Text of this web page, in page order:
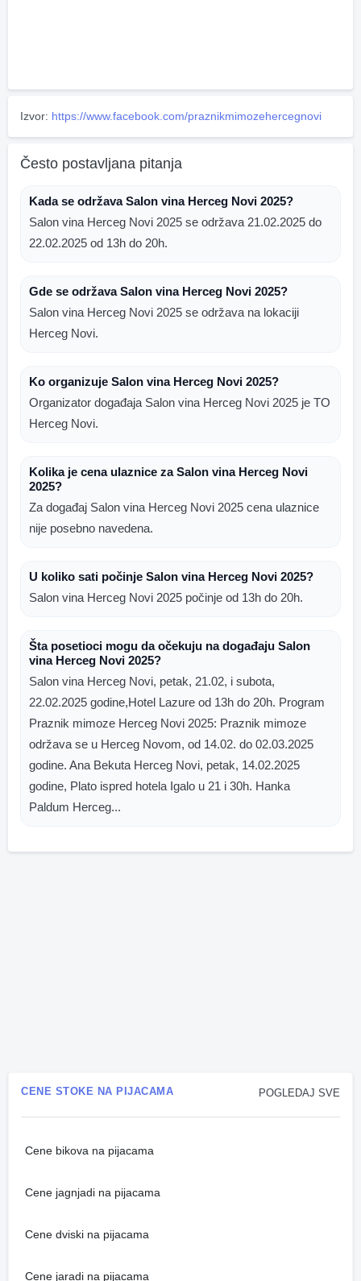
Izvor: https://www.facebook.com/praznikmimozehercegnovi
Često postavljana pitanja
Kada se održava Salon vina Herceg Novi 2025?
Salon vina Herceg Novi 2025 se održava 21.02.2025 do
22.02.2025 od 13h do 20h.
Gde se održava Salon vina Herceg Novi 2025?
Salon vina Herceg Novi 2025 se održava na lokaciji
Herceg Novi.
Ko organizuje Salon vina Herceg Novi 2025?
Organizator događaja Salon vina Herceg Novi 2025 je TO
Herceg Novi.
Kolika je cena ulaznice za Salon vina Herceg Novi
2025?
Za događaj Salon vina Herceg Novi 2025 cena ulaznice
nije posebno navedena.
U koliko sati počinje Salon vina Herceg Novi 2025?
Salon vina Herceg Novi 2025 počinje od 13h do 20h.
Šta posetioci mogu da očekuju na događaju Salon
vina Herceg Novi 2025?
Salon vina Herceg Novi, petak, 21.02, i subota,
22.02.2025 godine,Hotel Lazure od 13h do 20h. Program
Praznik mimoze Herceg Novi 2025: Praznik mimoze
održava se u Herceg Novom, od 14.02. do 02.03.2025
godine. Ana Bekuta Herceg Novi, petak, 14.02.2025
godine, Plato ispred hotela Igalo u 21 i 30h. Hanka
Paldum Herceg...
POGLEDAJ SVE
CENE STOKE NA PIJACAMA
Cene bikova na pijacama
Cene jagnjadi na pijacama
Cene dviski na pijacama
Cene jaradi na pijacama